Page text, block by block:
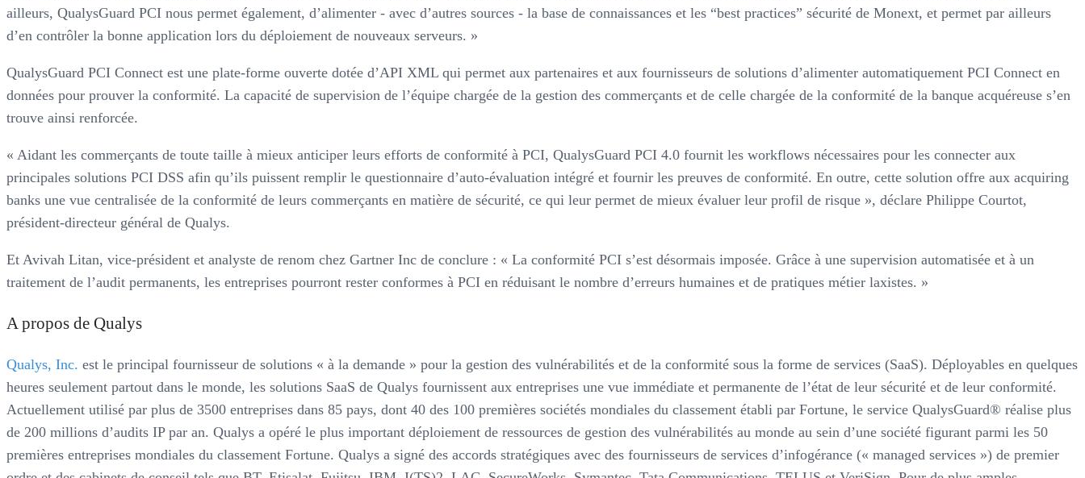
ailleurs, QualysGuard PCI nous permet également, d’alimenter - avec d’autres sources - la base de connaissances et les “best practices” sécurité de Monext, et permet par ailleurs
d’en contrôler la bonne application lors du déploiement de nouveaux serveurs. »
QualysGuard PCI Connect est une plate-forme ouverte dotée d’API XML qui permet aux partenaires et aux fournisseurs de solutions d’alimenter automatiquement PCI Connect en
données pour prouver la conformité. La capacité de supervision de l’équipe chargée de la gestion des commerçants et de celle chargée de la conformité de la banque acquéreuse s’en
trouve ainsi renforcée.
« Aidant les commerçants de toute taille à mieux anticiper leurs efforts de conformité à PCI, QualysGuard PCI 4.0 fournit les workflows nécessaires pour les connecter aux
principales solutions PCI DSS afin qu’ils puissent remplir le questionnaire d’auto-évaluation intégré et fournir les preuves de conformité. En outre, cette solution offre aux acquiring
banks une vue centralisée de la conformité de leurs commerçants en matière de sécurité, ce qui leur permet de mieux évaluer leur profil de risque », déclare Philippe Courtot,
président-directeur général de Qualys.
Et Avivah Litan, vice-président et analyste de renom chez Gartner Inc de conclure : « La conformité PCI s’est désormais imposée. Grâce à une supervision automatisée et à un
traitement de l’audit permanents, les entreprises pourront rester conformes à PCI en réduisant le nombre d’erreurs humaines et de pratiques métier laxistes. »
A propos de Qualys
Qualys, Inc. est le principal fournisseur de solutions « à la demande » pour la gestion des vulnérabilités et de la conformité sous la forme de services (SaaS). Déployables en quelques
heures seulement partout dans le monde, les solutions SaaS de Qualys fournissent aux entreprises une vue immédiate et permanente de l’état de leur sécurité et de leur conformité.
Actuellement utilisé par plus de 3500 entreprises dans 85 pays, dont 40 des 100 premières sociétés mondiales du classement établi par Fortune, le service QualysGuard® réalise plus
de 200 millions d’audits IP par an. Qualys a opéré le plus important déploiement de ressources de gestion des vulnérabilités au monde au sein d’une société figurant parmi les 50
premières entreprises mondiales du classement Fortune. Qualys a signé des accords stratégiques avec des fournisseurs de services d’infogérance (« managed services ») de premier